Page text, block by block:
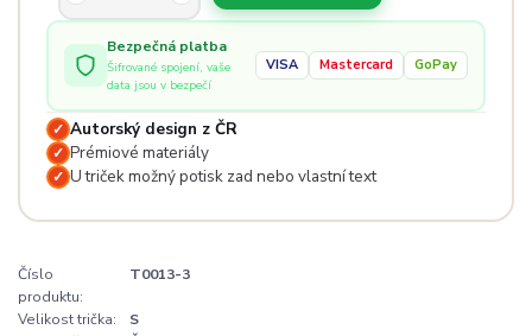
Bezpečná platba
Šifrované spojení, vaše
data jsou v bezpečí
VISA Mastercard GoPay
✓ Autorský design z ČR
✓ Prémiové materiály
✓ U triček možný potisk zad nebo vlastní text
Číslo
produktu:
T0013-3
Velikost trička:
S